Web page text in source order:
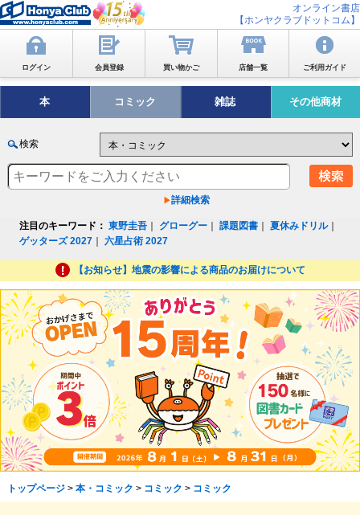
オンライン書店
【ホンヤクラブドットコム】
ログイン 会員登録 買い物かご 店舗一覧 ご利用ガイド
本 コミック 雑誌 その他商材
検索
詳細検索
注目のキーワード： 東野圭吾 グローグー ｜課題図書 ｜夏休みドリル｜
ゲッターズ 2027 ｜六星占術 2027
【お知らせ】地震の影響による商品のお届けについて
トップページ> 本・コミック > コミック > コミック